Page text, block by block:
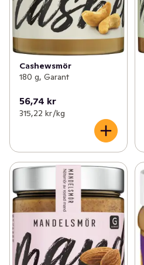
Cashewsmör
180 g, Garant
56,74 kr
315,22 kr /kg